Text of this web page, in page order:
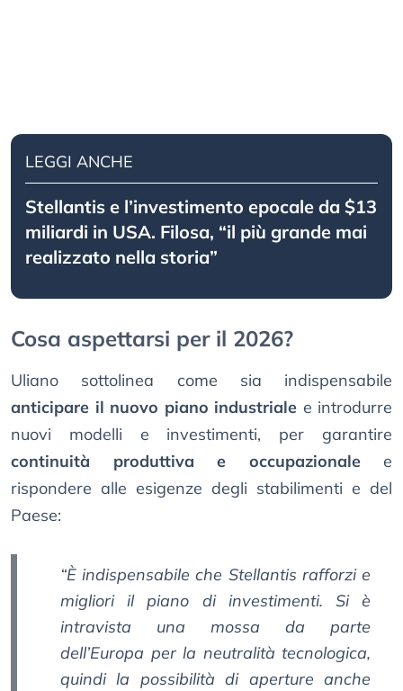
LEGGI ANCHE
Stellantis e l’investimento epocale da $13
miliardi in USA. Filosa, “il più grande mai
realizzato nella storia”
Cosa aspettarsi per il 2026?
Uliano sottolinea come sia indispensabile
anticipare il nuovo piano industriale e introdurre
nuovi modelli e investimenti, per garantire
continuità produttiva e occupazionalee
rispondere alle esigenze degli stabilimenti e del
Paese:
“È indispensabile che Stellantis rafforzi e
migliori il piano di investimenti. Si è
intravista una mossa da parte
dell’Europa per la neutralità tecnologica,
quindi la possibilità di aperture anche